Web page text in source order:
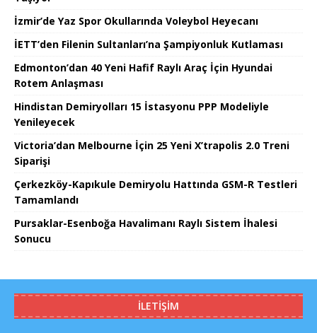
İzmir’de Yaz Spor Okullarında Voleybol Heyecanı
İETT’den Filenin Sultanları’na Şampiyonluk Kutlaması
Edmonton’dan 40 Yeni Hafif Raylı Araç İçin Hyundai
Rotem Anlaşması
Hindistan Demiryolları 15 İstasyonu PPP Modeliyle
Yenileyecek
Victoria’dan Melbourne İçin 25 Yeni X’trapolis 2.0 Treni
Siparişi
Çerkezköy-Kapıkule Demiryolu Hattında GSM-R Testleri
Tamamlandı
Pursaklar-Esenboğa Havalimanı Raylı Sistem İhalesi
Sonucu
İLETIŞIM